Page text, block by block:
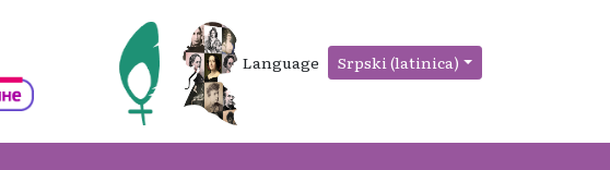
Language Srpski (latinica)